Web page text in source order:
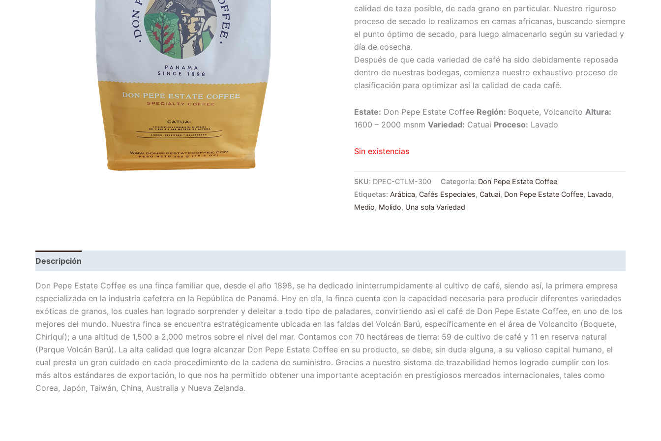
calidad de taza posible, de cada grano en particular. Nuestro riguroso
proceso de secado lo realizamos en camas africanas, buscando siempre
el punto óptimo de secado, para luego almacenarlo según su variedad y
día de cosecha.
Después de que cada variedad de café ha sido debidamente reposada
dentro de nuestras bodegas, comienza nuestro exhaustivo proceso de
clasificación para optimizar así la calidad de cada café.
Estate: Don Pepe Estate Coffee Región: Boquete, Volcancito Altura:
1600 – 2000 msnm Variedad: Catuai Proceso: Lavado
Sin existencias
SKU: DPEC-CTLM-300 Categoría: Don Pepe Estate Coffee
Etiquetas: Arábica, Cafés Especiales, Catuai, Don Pepe Estate Coffee, Lavado,
Medio, Molido, Una sola Variedad
Descripción
Don Pepe Estate Coffee es una finca familiar que, desde el año 1898, se ha dedicado ininterrumpidamente al cultivo de café, siendo así, la primera empresa
especializada en la industria cafetera en la República de Panamá. Hoy en día, la finca cuenta con la capacidad necesaria para producir diferentes variedades
exóticas de granos, los cuales han logrado sorprender y deleitar a todo tipo de paladares, convirtiendo así el café de Don Pepe Estate Coffee, en uno de los
mejores del mundo. Nuestra finca se encuentra estratégicamente ubicada en las faldas del Volcán Barú, específicamente en el área de Volcancito (Boquete,
Chiriquí); a una altitud de 1,500 a 2,000 metros sobre el nivel del mar. Contamos con 70 hectáreas de tierra: 59 de cultivo de café y 11 en reserva natural
(Parque Volcán Barú). La alta calidad que logra alcanzar Don Pepe Estate Coffee en su producto, se debe, sin duda alguna, a su valioso capital humano, el
cual presta un gran cuidado en cada procedimiento de la cadena de suministro. Gracias a nuestro sistema de trazabilidad hemos logrado cumplir con los
más altos estándares de exportación, lo que nos ha permitido obtener una importante aceptación en prestigiosos mercados internacionales, tales como
Corea, Japón, Taiwán, China, Australia y Nueva Zelanda.